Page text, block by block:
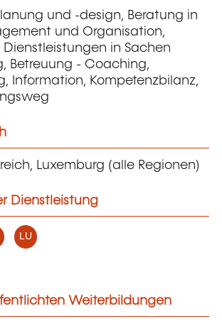
und -design, Beratung in
und Organisation,
in Sachen
Betreuung - Coaching,
Information, Kompetenzbilanz,
Luxemburg (alle Regionen)
Dienstleistung
LU
Weiterbildungen